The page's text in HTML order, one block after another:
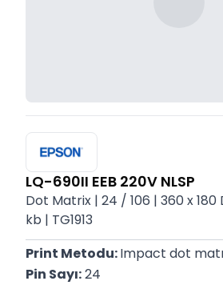
LQ-690II EEB 220V NLSP
Dot Matrix | 24 / 106 | 360 x 180
kb | TG1913
Print Metodu: Impact dot
Pin Sayı: 24